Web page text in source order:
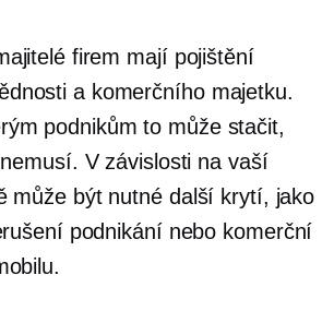
firem mají pojištění
a komerčního majetku.
podnikům to může stačit,
V závislosti na vaší
může být nutné další krytí, jako
podnikání nebo komerční